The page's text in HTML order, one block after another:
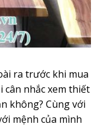
ra trước khi mua
cân nhắc xem thiết
không? Cùng với
mệnh của mình